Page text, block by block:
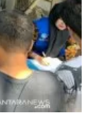
Terminal